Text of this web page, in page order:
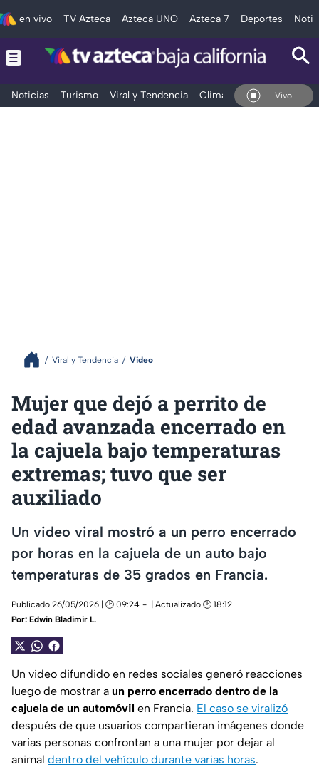
en vivo TV Azteca Azteca UNO Azteca 7 Deportes
Noticias Turismo Viral y Tendencia Clima Deportes
En Vivo
Viral y Tendencia Video
Mujer que dejó a perrito de
edad avanzada encerrado en
la cajuela bajo temperaturas
extremas; tuvo que ser
auxiliado
Un video viral mostró a un perro encerrado
por horas en la cajuela de un auto bajo
temperaturas de 35 grados en Francia.
Publicado 26/05/2026 | 🕑 09:24
| Actualizado 🕑 18:12
Por: Edwin Bladimir L.
Un video difundido en redes sociales generó reacciones
luego de mostrar a un perro encerrado dentro de la
cajuela de un automóvil en Francia. El caso se viralizó
después de que usuarios compartieran imágenes donde
varias personas confrontan a una mujer por dejar al
animal dentro del vehículo durante varias horas.